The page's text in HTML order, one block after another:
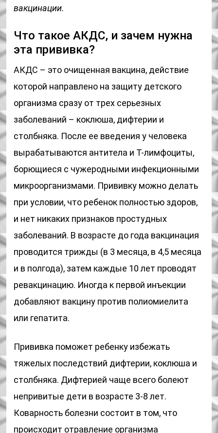
вакцинации.
Что такое АКДС, и зачем нужна
эта прививка?
АКДС – это очищенная вакцина, действие
которой направлено на защиту детского
организма сразу от трех серьезных
заболеваний – коклюша, дифтерии и
столбняка. После ее введения у человека
вырабатываются антитела и T-лимфоциты,
борющиеся с чужеродными инфекционными
микроорганизмами. Прививку можно делать
при условии, что ребенок полностью здоров,
и нет никаких признаков простудных
заболеваний. В возрасте до года вакцинация
проводится трижды (в 3 месяца, в 4,5 месяца
и в полгода), затем каждые 10 лет проводят
ревакцинацию. Иногда к первой инъекции
добавляют вакцину против полиомиелита
или гепатита.
Прививка поможет ребенку избежать
тяжелых последствий дифтерии, коклюша и
столбняка. Дифтерией чаще всего болеют
непривитые дети в возрасте 3-8 лет.
Коварность болезни состоит в том, что
происходит отравление организма